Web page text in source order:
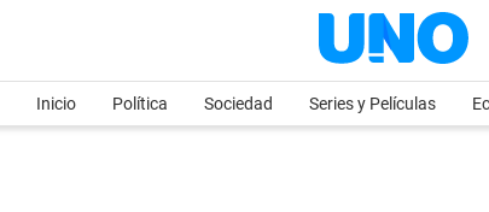
Inicio Política Sociedad Series y Películas